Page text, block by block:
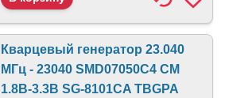
Кварцевый генератор 23.040
МГц - 23040 SMD07050C4 CM
1.8В-3.3В SG-8101CA TBGPA